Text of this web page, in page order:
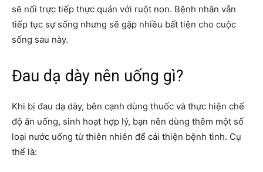
sẽ nối trực tiếp thực quản với ruột non. Bệnh nhân vẫn
tiếp tục sự sống nhưng sẽ gặp nhiều bất tiện cho cuộc
sống sau này.
Đau dạ dày nên uống gì?
Khi bị đau dạ dày, bên cạnh dùng thuốc và thực hiện chế
độ ăn uống, sinh hoạt hợp lý, bạn nên dùng thêm một số
loại nước uống từ thiên nhiên để cải thiện bệnh tình. Cụ
thể là: